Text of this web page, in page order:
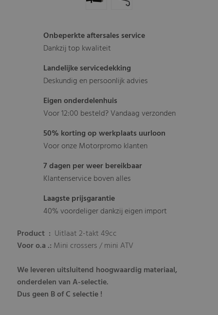
Onbeperkte aftersales service
Dankzij top kwaliteit
Landelijke servicedekking
Deskundig en persoonlijk advies
Eigen onderdelenhuis
Voor 12:00 besteld? Vandaag verzonden
50% korting op werkplaats uurloon
Voor onze Motorpromo klanten
7 dagen per weer bereikbaar
Klantenservice boven alles
Laagste prijsgarantie
40% voordeliger dankzij eigen import
Product : Uitlaat 2-takt 49cc
Voor o.a .: Mini crossers / mini ATV
We leveren uitsluitend hoogwaardig materiaal,
onderdelen van A-selectie.
Dus geen B of C selectie !